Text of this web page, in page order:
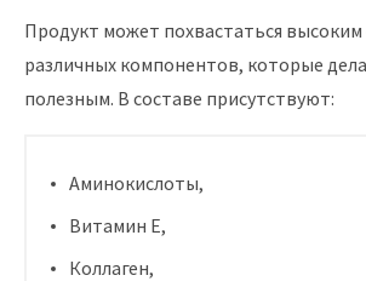
Продукт может похвастаться
различных компонентов, которые
полезным. В составе присутствуют:
Аминокислоты,
Витамин Е,
Коллаген,